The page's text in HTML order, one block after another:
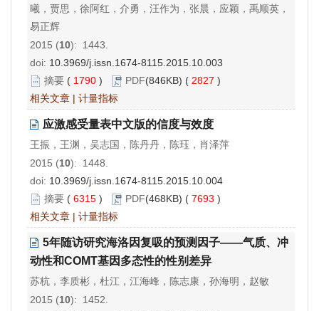
曦，贾思，徐阿红，介勇，汪作为，张晨，应颖，禹顺英，
易正辉
2015 (10): 1443.
doi: 10.3969/j.issn.1674-8115.2015.10.003
摘要 ( 1790 ) PDF(846KB) ( 2827 )
相关文章 | 计量指标
应激感受量表中文版的信度与效度
王振，王渊，吴志国，陈丹丹，陈珏，肖泽萍
2015 (10): 1448.
doi: 10.3969/j.issn.1674-8115.2015.10.004
摘要 ( 6315 ) PDF(468KB) ( 7693 )
相关文章 | 计量指标
5年随访研究海洛因复吸的预测因子——气质、冲
动性和COMT基因多态性的性别差异
苏杭，李质彬，杜江，江海峰，陈志康，孙海明，赵敏
2015 (10): 1452.